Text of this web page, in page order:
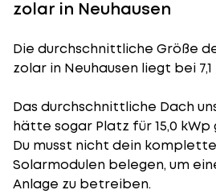
zolar in Neuhausen
Die durchschnittliche Größe
zolar in Neuhausen liegt bei 7,1
Das durchschnittliche Dach
hätte sogar Platz für 15,0
Du musst nicht dein
Solarmodulen belegen, um
Anlage zu betreiben.